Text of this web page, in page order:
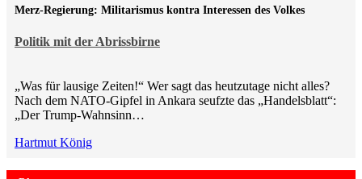
Politik mit der Abrissbirne
Merz-Regierung: Militarismus kontra Inte­ressen des Volkes
„Was für lausige Zeiten!“ Wer sagt das heutzutage nicht alles?
Nach dem NATO-Gipfel in Ankara seufzte das „Handelsblatt“:
„Der Trump-Wahnsinn…
Hartmut König